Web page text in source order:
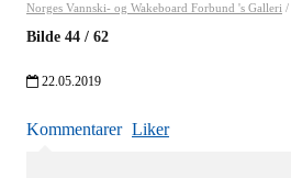
Norges Vannski- og Wakeboard Forbund 's Galleri /
Bilde 44 / 62
22.05.2019
Kommentarer Liker